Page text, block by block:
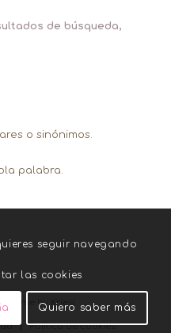
de búsqueda,
o sinónimos.
palabra.
by Kriesi
Política de cookies
seguir navegando
las cookies
Quiero saber más